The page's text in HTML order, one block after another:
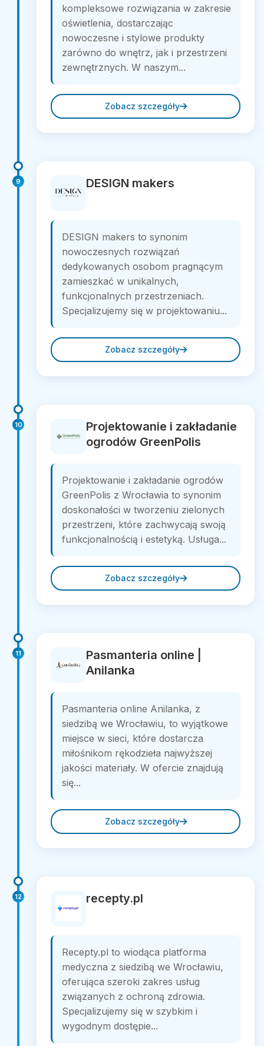
kompleksowe rozwiązania w zakresie
oświetlenia, dostarczając
nowoczesne i stylowe produkty
zarówno do wnętrz, jak i przestrzeni
zewnętrznych. W naszym...
Zobacz szczegóły
9 DESIGN makers
DESIGN makers to synonim
nowoczesnych rozwiązań
dedykowanych osobom pragnącym
zamieszkać w unikalnych,
funkcjonalnych przestrzeniach.
Specjalizujemy się w projektowaniu...
Zobacz szczegóły
10
Projektowanie i zakładanie
ogrodów GreenPolis
Projektowanie i zakładanie ogrodów
GreenPolis z Wrocławia to synonim
doskonałości w tworzeniu zielonych
przestrzeni, które zachwycają swoją
funkcjonalnością i estetyką. Usługa...
Zobacz szczegóły
11
Pasmanteria online |
Anilanka
Pasmanteria online Anilanka, z
siedzibą we Wrocławiu, to wyjątkowe
miejsce w sieci, które dostarcza
miłośnikom rękodzieła najwyższej
jakości materiały. W ofercie znajdują
się...
Zobacz szczegóły
12 recepty.pl
Recepty.pl to wiodąca platforma
medyczna z siedzibą we Wrocławiu,
oferująca szeroki zakres usług
związanych z ochroną zdrowia.
Specjalizujemy się w szybkim i
wygodnym dostępie...